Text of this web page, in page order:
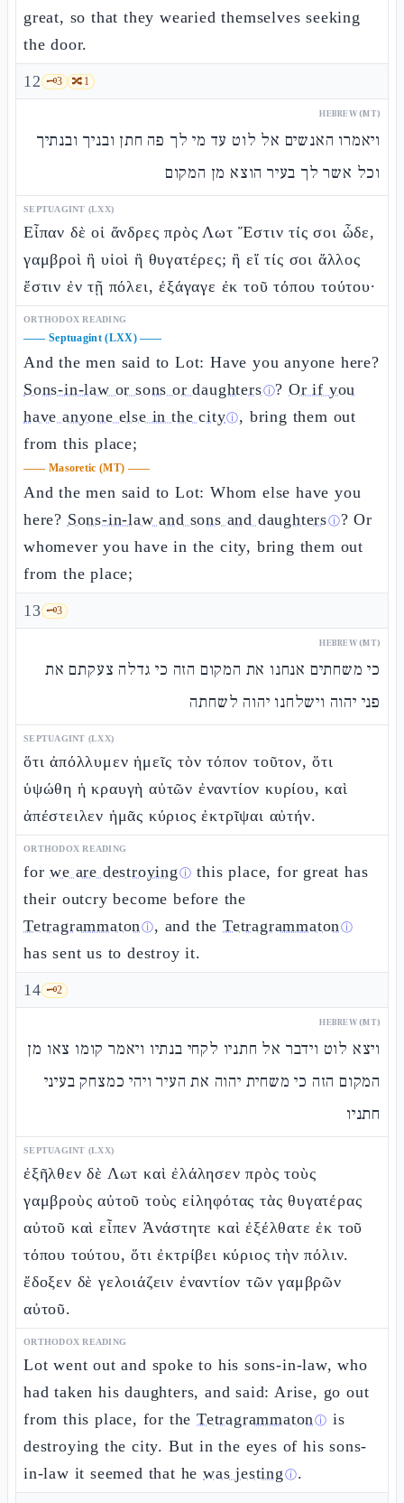
great, so that they wearied themselves seeking
the door.
12 🗝️3 🔀1
HEBREW (MT)
ויאמרו האנשים אל לוט עד מי לך פה חתן ובניך ובנתיך
וכל אשר לך בעיר הוצא מן המקום
SEPTUAGINT (LXX)
Εἶπαν δὲ οἱ ἄνδρες πρὸς Λωτ Ἔστιν τίς σοι ὧδε,
γαμβροὶ ἢ υἱοὶ ἢ θυγατέρες; ἢ εἴ τίς σοι ἄλλος
ἔστιν ἐν τῇ πόλει, ἐξάγαγε ἐκ τοῦ τόπου τούτου·
ORTHODOX READING
—— Septuagint (LXX)——
And the men said to Lot: Have you anyone here?
Sons-in-law or sons or daughtersⓘ?Or if you
have anyone else in the cityⓘ, bring them out
from this place;
—— Masoretic (MT) ——
And the men said to Lot: Whom else have you
here? Sons-in-law and sons and daughtersⓘ? Or
whomever you have in the city, bring them out
from the place;
13 🗝️3
HEBREW (MT)
כי משחתים אנחנו את המקום הזה כי גדלה צעקתם את
פני יהוה וישלחנו יהוה לשחתה
SEPTUAGINT (LXX)
ὅτι ἀπόλλυμεν ἡμεῖς τὸν τόπον τοῦτον, ὅτι
ὑψώθη ἡ κραυγὴ αὐτῶν ἐναντίον κυρίου, καὶ
ἀπέστειλεν ἡμᾶς κύριος ἐκτρῖψαι αὐτήν.
ORTHODOX READING
forwe are destroying ⓘ this place, for great has
their outcry become before the
Tetragrammatonⓘ, and theTetragrammatonⓘ
has sent us to destroy it.
14 🗝️2
HEBREW (MT)
ויצא לוט וידבר אל חתניו לקחי בנתיו ויאמר קומו צאו מן
המקום הזה כי משחית יהוה את העיר ויהי כמצחק בעיני
חתניו
SEPTUAGINT (LXX)
ἐξῆλθεν δὲ Λωτ καὶ ἐλάλησεν πρὸς τοὺς
γαμβροὺς αὐτοῦ τοὺς εἰληφότας τὰς θυγατέρας
αὐτοῦ καὶ εἶπεν Ἀνάστητε καὶ ἐξέλθατε ἐκ τοῦ
τόπου τούτου, ὅτι ἐκτρίβει κύριος τὴν πόλιν.
ἔδοξεν δὲ γελοιάζειν ἐναντίον τῶν γαμβρῶν
αὐτοῦ.
ORTHODOX READING
Lot went out and spoke to his sons-in-law, who
had taken his daughters, and said: Arise, go out
from this place, for theTetragrammatonⓘ is
destroying the city. But in the eyes of his sons-
in-law it seemed that hewas jesting ⓘ.